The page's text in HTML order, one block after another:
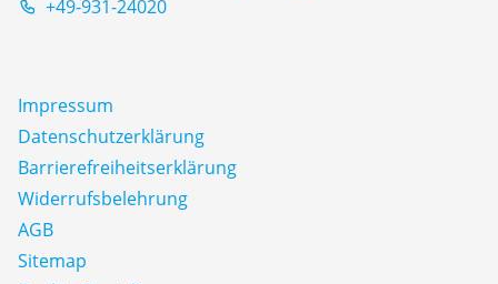
+49-931-24020
Impressum
Datenschutz­erklärung
Barrierefreiheitserklärung
Widerrufsbelehrung
AGB
Sitemap